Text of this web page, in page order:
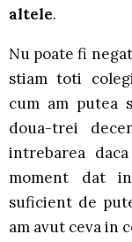
altele.
Nu poate fi
stiam toti
cum am putea
doua-trei
intrebarea
moment dat
suficient de
am avut ceva in